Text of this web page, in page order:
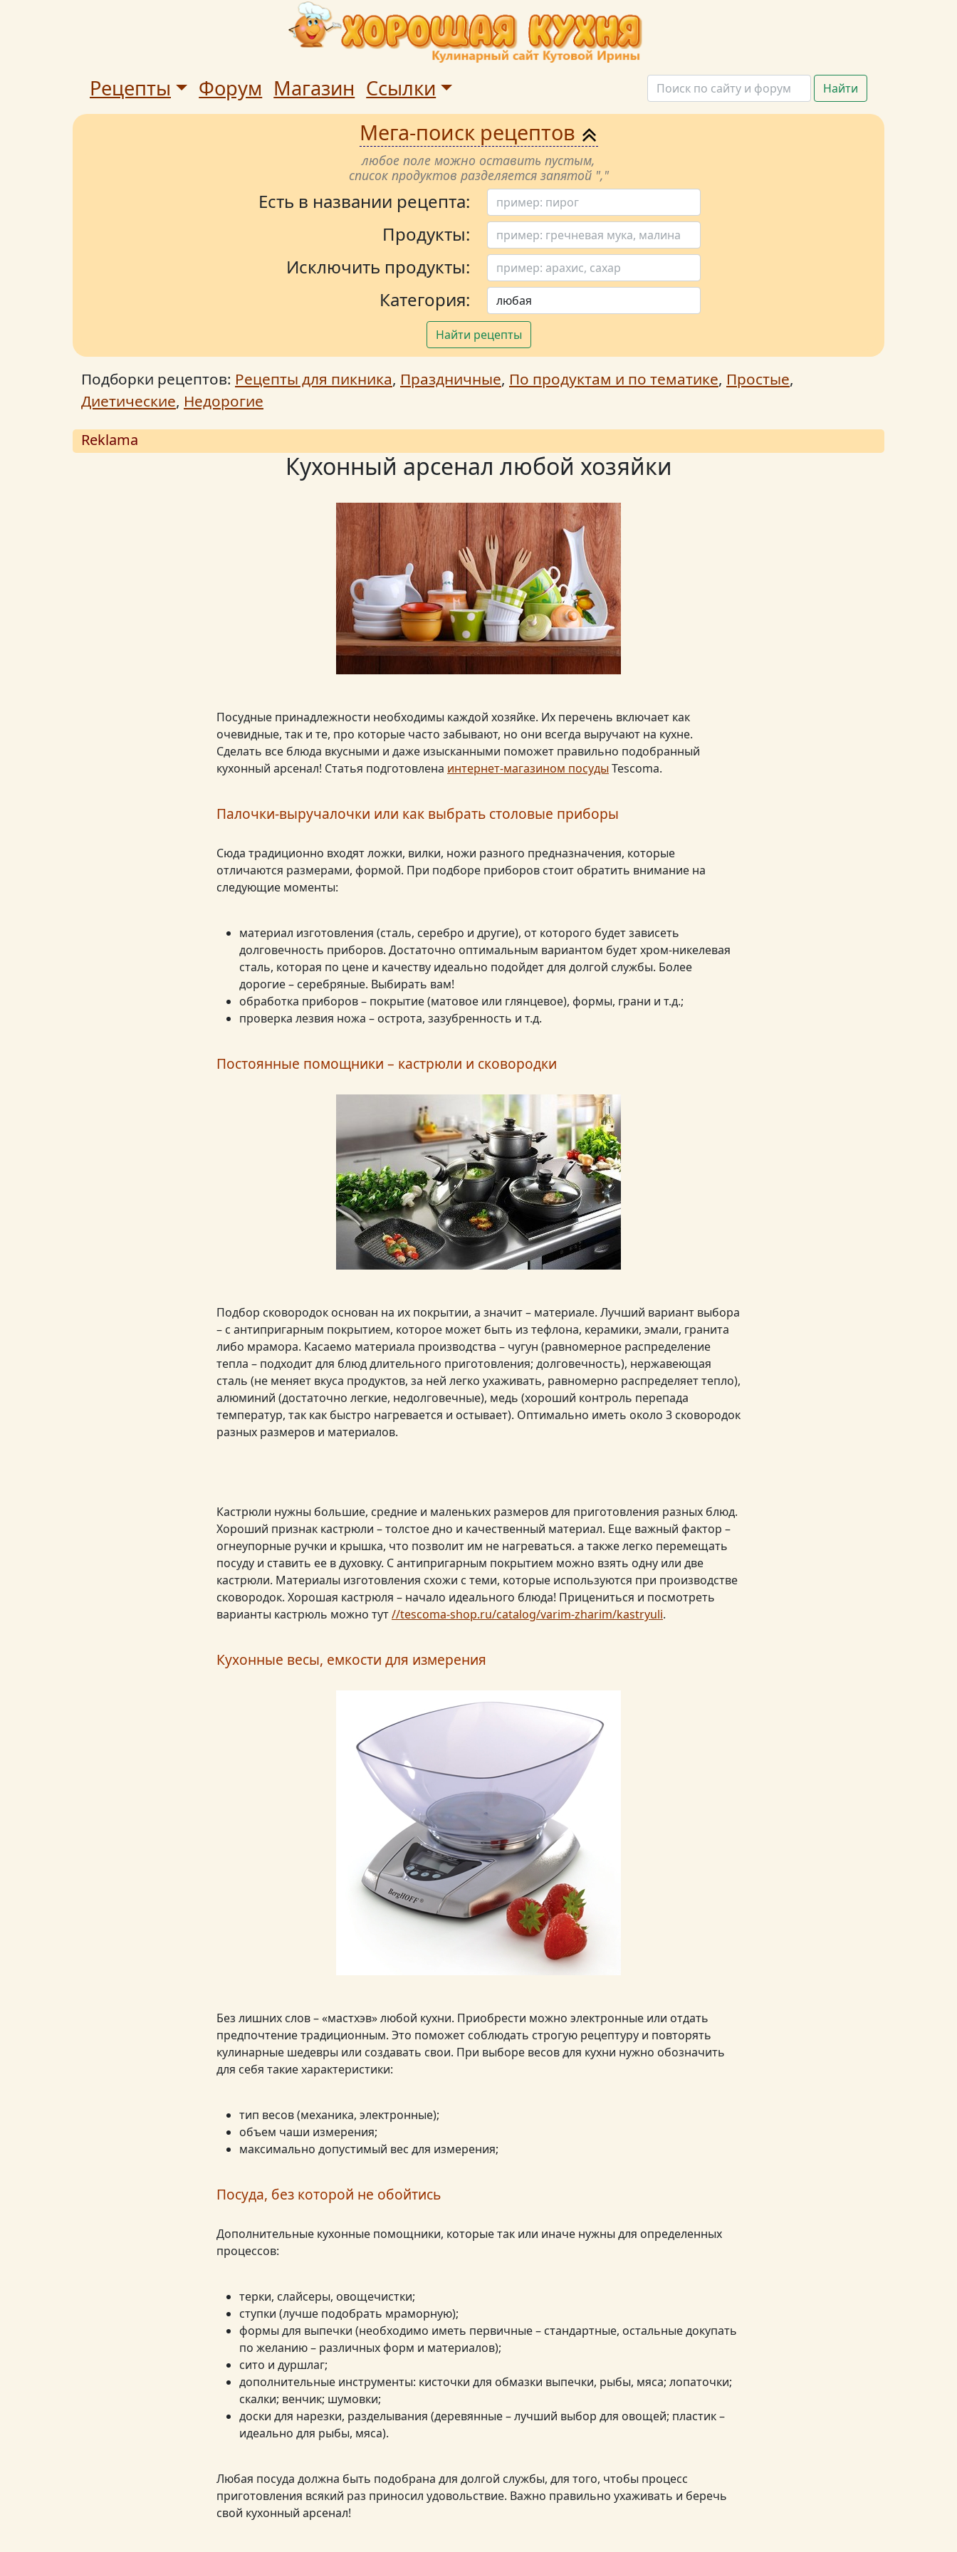
Рецепты Форум Магазин Ссылки Найти
Мега-поиск рецептов
любое поле можно оставить пустым,
список продуктов разделяется запятой ","
Есть в названии рецепта:
Продукты:
Исключить продукты:
Категория:
Найти рецепты
Подборки рецептов: Рецепты для пикника, Праздничные, По продуктам и по тематике, Простые,
Диетические, Недорогие
Reklama
Кухонный арсенал любой хозяйки
Посудные принадлежности необходимы каждой хозяйке. Их перечень включает как
очевидные, так и те, про которые часто забывают, но они всегда выручают на кухне.
Сделать все блюда вкусными и даже изысканными поможет правильно подобранный
кухонный арсенал! Статья подготовлена интернет-магазином посуды Tescoma.
Палочки-выручалочки или как выбрать столовые приборы
Сюда традиционно входят ложки, вилки, ножи разного предназначения, которые
отличаются размерами, формой. При подборе приборов стоит обратить внимание на
следующие моменты:
материал изготовления (сталь, серебро и другие), от которого будет зависеть
долговечность приборов. Достаточно оптимальным вариантом будет хром-никелевая
сталь, которая по цене и качеству идеально подойдет для долгой службы. Более
дорогие – серебряные. Выбирать вам!
обработка приборов – покрытие (матовое или глянцевое), формы, грани и т.д.;
проверка лезвия ножа – острота, зазубренность и т.д.
Постоянные помощники – кастрюли и сковородки
Подбор сковородок основан на их покрытии, а значит – материале. Лучший вариант выбора
– с антипригарным покрытием, которое может быть из тефлона, керамики, эмали, гранита
либо мрамора. Касаемо материала производства – чугун (равномерное распределение
тепла – подходит для блюд длительного приготовления; долговечность), нержавеющая
сталь (не меняет вкуса продуктов, за ней легко ухаживать, равномерно распределяет тепло),
алюминий (достаточно легкие, недолговечные), медь (хороший контроль перепада
температур, так как быстро нагревается и остывает). Оптимально иметь около 3 сковородок
разных размеров и материалов.
Кастрюли нужны большие, средние и маленьких размеров для приготовления разных блюд.
Хороший признак кастрюли – толстое дно и качественный материал. Еще важный фактор –
огнеупорные ручки и крышка, что позволит им не нагреваться. а также легко перемещать
посуду и ставить ее в духовку. С антипригарным покрытием можно взять одну или две
кастрюли. Материалы изготовления схожи с теми, которые используются при производстве
сковородок. Хорошая кастрюля – начало идеального блюда! Прицениться и посмотреть
варианты кастрюль можно тут//tescoma-shop.ru/catalog/varim-zharim/kastryuli.
Кухонные весы, емкости для измерения
Без лишних слов – «мастхэв» любой кухни. Приобрести можно электронные или отдать
предпочтение традиционным. Это поможет соблюдать строгую рецептуру и повторять
кулинарные шедевры или создавать свои. При выборе весов для кухни нужно обозначить
для себя такие характеристики:
тип весов (механика, электронные);
объем чаши измерения;
максимально допустимый вес для измерения;
Посуда, без которой не обойтись
Дополнительные кухонные помощники, которые так или иначе нужны для определенных
процессов:
терки, слайсеры, овощечистки;
ступки (лучше подобрать мраморную);
формы для выпечки (необходимо иметь первичные – стандартные, остальные докупать
по желанию – различных форм и материалов);
сито и дуршлаг;
дополнительные инструменты: кисточки для обмазки выпечки, рыбы, мяса; лопаточки;
скалки; венчик; шумовки;
доски для нарезки, разделывания (деревянные – лучший выбор для овощей; пластик –
идеально для рыбы, мяса).
Любая посуда должна быть подобрана для долгой службы, для того, чтобы процесс
приготовления всякий раз приносил удовольствие. Важно правильно ухаживать и беречь
свой кухонный арсенал!